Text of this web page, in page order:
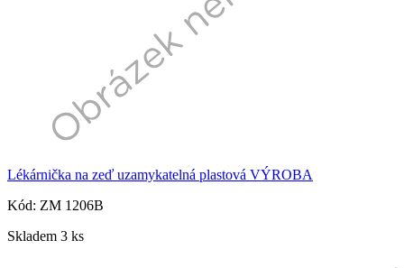
Lékárnička na zeď uzamykatelná plastová VÝROBA
Kód: ZM 1206B
Skladem 3 ks